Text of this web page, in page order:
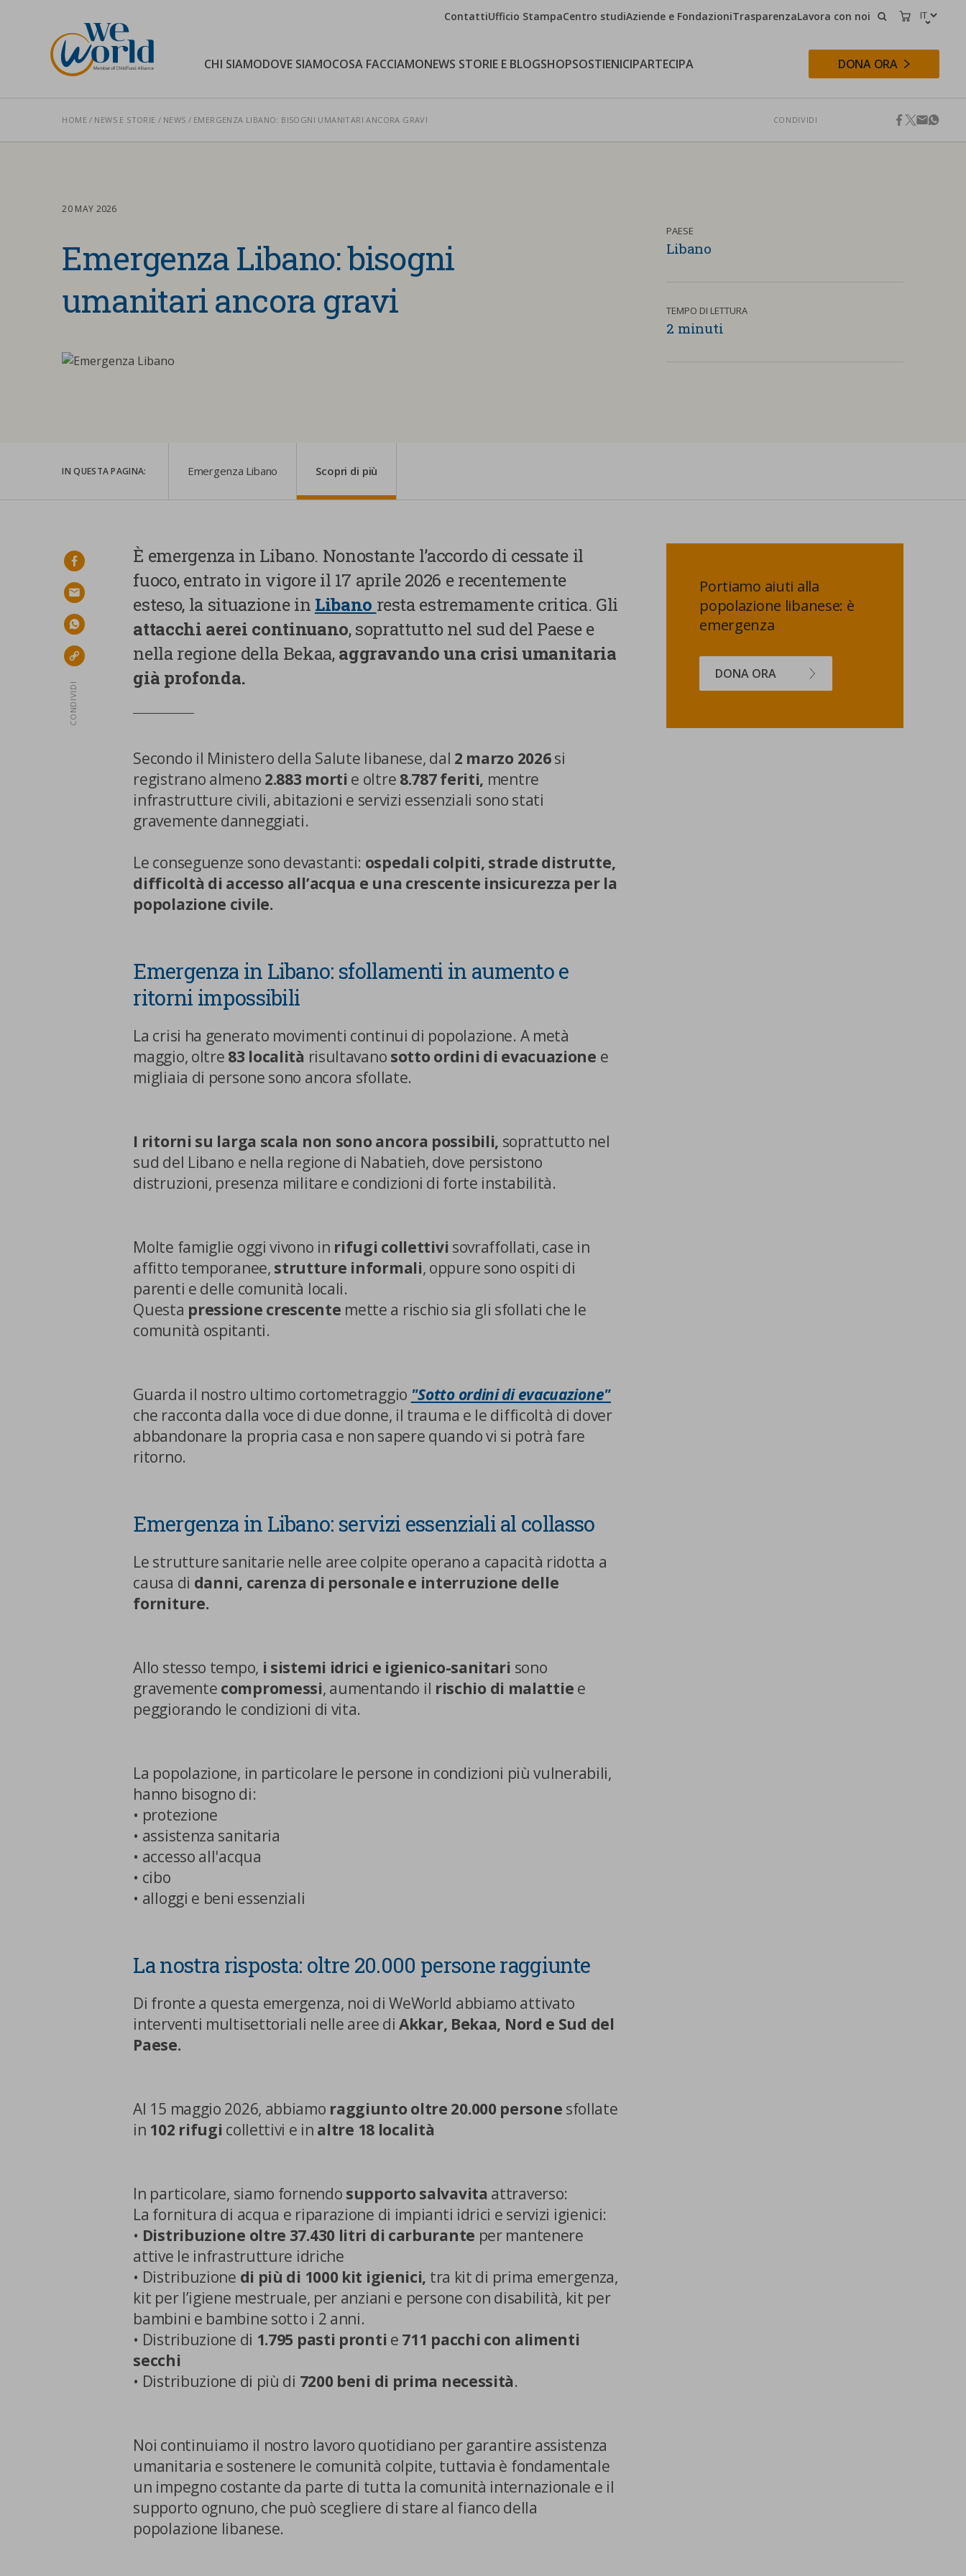
WeWorld Onlus CHI SIAMODOVE SIAMOCOSA FACCIAMONEWS STORIE E BLOGSHOPSOSTIENICIPARTECIPA
ContattiUfficio StampaCentro studiAziende e FondazioniTrasparenzaLavora con noi CERCACARRELLO
DONA ORA
Cerca nel sito
Centro preferenze sulla privacy
fruizione del sito nonché, previo consenso dell’utente, cookie analitici e di
profilazione propri e di terze parti, che sono finalizzati a mostrare messaggi
navigazione e dal loro profilo. È possibile configurare o rifiutare i cookie facendo
clic su “Impostazioni cookie”. Inoltre, gli utenti possono accettare tutti i cookie
Cookie
necessari
Cookie di terze parti
CONFERMA LE MIE SCELTE
HOME NEWS E STORIE NEWS EMERGENZA LIBANO: BISOGNI UMANITARI ANCORA GRAVI CONDIVIDI facebook
twitter
email
20 MAY 2026
Emergenza Libano: bisogni
umanitari ancora gravi
PAESE
Libano
TEMPO DI LETTURA
2 minuti
IN QUESTA PAGINA: Emergenza Libano Scopri di più
CONDIVIDI
facebook
email
whatsapp
link
È emergenza in Libano. Nonostante l’accordo di cessate il
fuoco, entrato in vigore il 17 aprile 2026 e recentemente
esteso, la situazione in Libano resta estremamente critica. Gli
attacchi aerei continuano, soprattutto nel sud del Paese e
nella regione della Bekaa,aggravando una crisi umanitaria
già profonda.
Secondo il Ministero della Salute libanese, dal 2 marzo 2026si
registrano almeno 2.883 morti e oltre 8.787 feriti, mentre
infrastrutture civili, abitazioni e servizi essenziali sono stati
gravemente danneggiati.
Le conseguenze sono devastanti: ospedali colpiti, strade distrutte,
difficoltà di accesso all’acqua e una crescente insicurezza per la
popolazione civile.
Emergenza in Libano: sfollamenti in aumento e
ritorni impossibili
La crisi ha generato movimenti continui di popolazione. A metà
maggio, oltre 83 località risultavano sotto ordini di evacuazione e
migliaia di persone sono ancora sfollate.
I ritorni su larga scala non sono ancora possibili, soprattutto nel
sud del Libano e nella regione di Nabatieh, dove persistono
distruzioni, presenza militare e condizioni di forte instabilità.
Molte famiglie oggi vivono in rifugi collettivi sovraffollati, case in
affitto temporanee, strutture informali, oppure sono ospiti di
parenti e delle comunità locali.
Questa pressione crescente mette a rischio sia gli sfollati che le
comunità ospitanti.
Guarda il nostro ultimo cortometraggio "Sotto ordini di evacuazione"
che racconta dalla voce di due donne, il trauma e le difficoltà di dover
abbandonare la propria casa e non sapere quando vi si potrà fare
ritorno.
Emergenza in Libano: servizi essenziali al collasso
Le strutture sanitarie nelle aree colpite operano a capacità ridotta a
causa di danni, carenza di personale e interruzione delle
forniture.
Allo stesso tempo, i sistemi idrici e igienico-sanitari sono
gravemente compromessi, aumentando il rischio di malattie e
peggiorando le condizioni di vita.
La popolazione, in particolare le persone in condizioni più vulnerabili,
hanno bisogno di:
• protezione
• assistenza sanitaria
• accesso all'acqua
• cibo
• alloggi e beni essenziali
La nostra risposta: oltre 20.000 persone raggiunte
Di fronte a questa emergenza, noi di WeWorld abbiamo attivato
interventi multisettoriali nelle aree diAkkar, Bekaa, Nord e Sud del
Paese.
Al 15 maggio 2026, abbiamo raggiunto oltre 20.000 persone sfollate
in 102 rifugi collettivi e in altre 18 località
In particolare, siamo fornendo supporto salvavita attraverso:
La fornitura di acqua e riparazione di impianti idrici e servizi igienici:
• Distribuzione oltre 37.430 litri di carburante per mantenere
attive le infrastrutture idriche
• Distribuzione di più di 1000 kit igienici, tra kit di prima emergenza,
kit per l’igiene mestruale, per anziani e persone con disabilità, kit per
bambini e bambine sotto i 2 anni.
• Distribuzione di 1.795 pasti pronti e 711 pacchi con alimenti
secchi
• Distribuzione di più di 7200 beni di prima necessità.
Noi continuiamo il nostro lavoro quotidiano per garantire assistenza
umanitaria e sostenere le comunità colpite, tuttavia è fondamentale
un impegno costante da parte di tutta la comunità internazionale e il
supporto ognuno, che può scegliere di stare al fianco della
popolazione libanese.
Portiamo aiuti alla
popolazione libanese: è
emergenza
DONA ORA